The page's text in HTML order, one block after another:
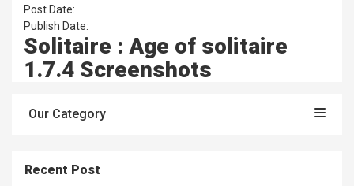
Post Date:
Publish Date:
Solitaire : Age of solitaire
1.7.4 Screenshots
Our Category
Recent Post